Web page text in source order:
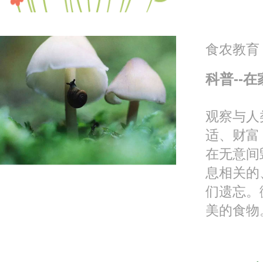
食农教育
科普--在
观察与
适、财
在无意
息相关
们遗忘
美的食物